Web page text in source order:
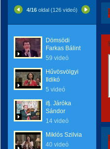
4/16 oldal (126 videó)
Dömsödi
Farkas Bálint
59 videó
Hűvösvölgyi
Ildikó
5 videó
ifj. Járóka
Sándor
14 videó
Miklós Szilvia
40 videó